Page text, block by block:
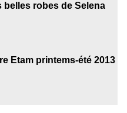
belles robes de Selena
Etam printems-été 2013